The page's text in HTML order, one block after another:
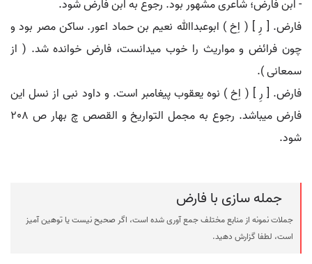
- ابن فارض؛ شاعری مشهور بود. رجوع به ابن فارض شود.
فارض. [ رِ ] ( اِخ ) ابوعبداﷲ نعیم بن حماد اعور. ساکن مصر بود و
چون فرائض و مواریث را خوب میدانست، فارض خوانده شد. ( از
سمعانی ).
فارض. [ رِ ] ( اِخ ) نوه یعقوب پیغامبر است. و داود نبی از نسل این
فارض میباشد. رجوع به مجمل التواریخ و القصص چ بهار ص 208
شود.
جمله سازی با فارض
جملات نمونه از منابع مختلف جمع آوری شده است، اگر صحیح نیست یا توهین آمیز
است، لطفا گزارش دهید.